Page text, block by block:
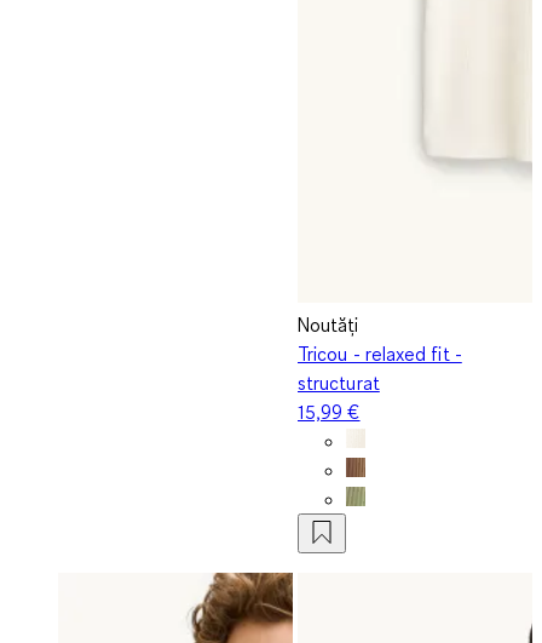
Noutăți
Tricou - relaxed fit -
structurat
15,99 €